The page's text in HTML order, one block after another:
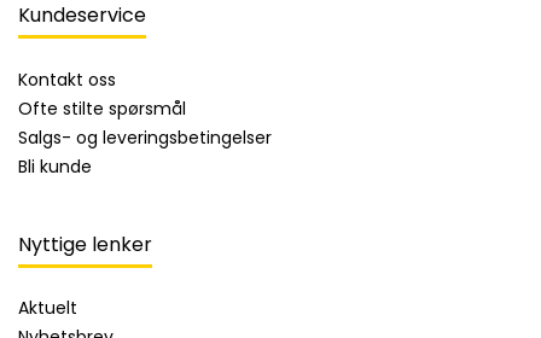
Kundeservice
Kontakt oss
Ofte stilte spørsmål
Salgs- og leveringsbetingelser
Bli kunde
Nyttige lenker
Aktuelt